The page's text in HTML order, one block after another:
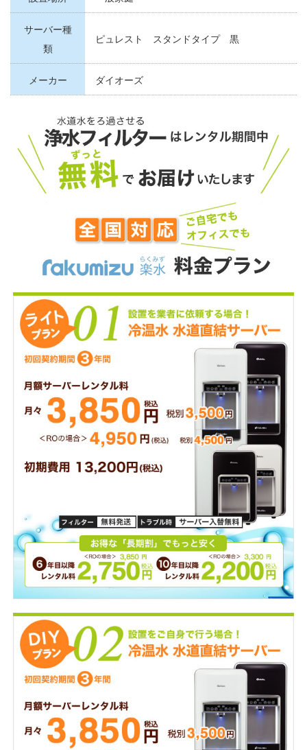
サーバー種
類
ピュレスト スタンドタイプ 黒
メーカー ダイオーズ